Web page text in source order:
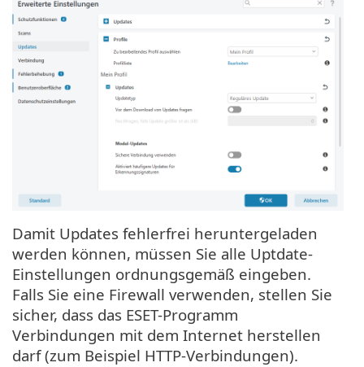
Damit Updates fehlerfrei heruntergeladen
werden können, müssen Sie alle Uptdate-
Einstellungen ordnungsgemäß eingeben.
Falls Sie eine Firewall verwenden, stellen Sie
sicher, dass das ESET-Programm
Verbindungen mit dem Internet herstellen
darf (zum Beispiel HTTP-Verbindungen).